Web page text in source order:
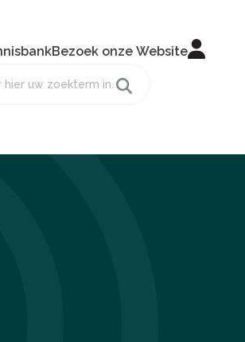
Bezoek onze Website